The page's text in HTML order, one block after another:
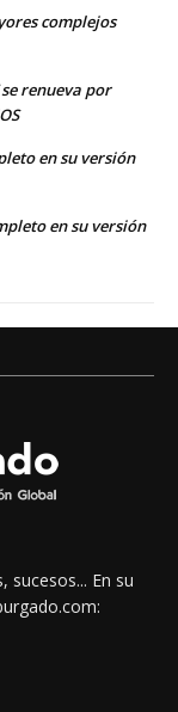
complejos
se renueva por
en su versión
en su versión
sucesos... En su